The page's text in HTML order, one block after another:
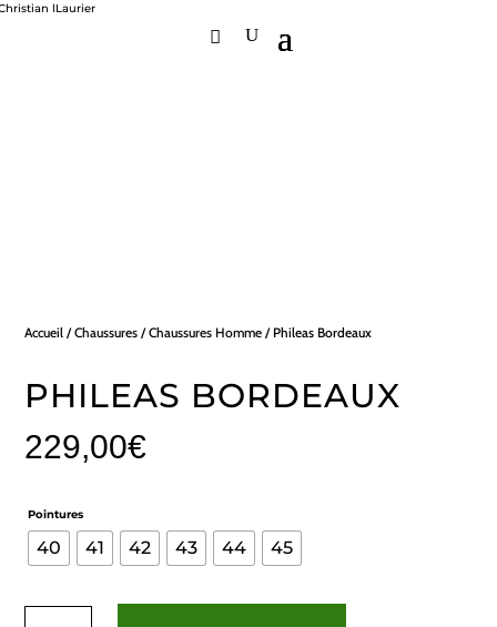
Accueil /Chaussures /Chaussures Homme / Phileas Bordeaux
PHILEAS BORDEAUX
229,00€
Pointures
40 41 42 43 44 45